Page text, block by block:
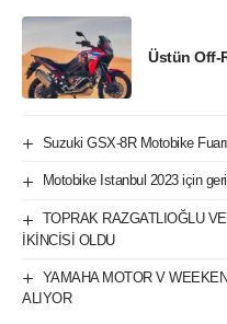
Üstün Off-
Suzuki GSX-8R Motobike
Motobike Istanbul 2023 için
TOPRAK RAZGATLIOĞLU
İKİNCİSİ OLDU
YAMAHA MOTOR V
ALIYOR